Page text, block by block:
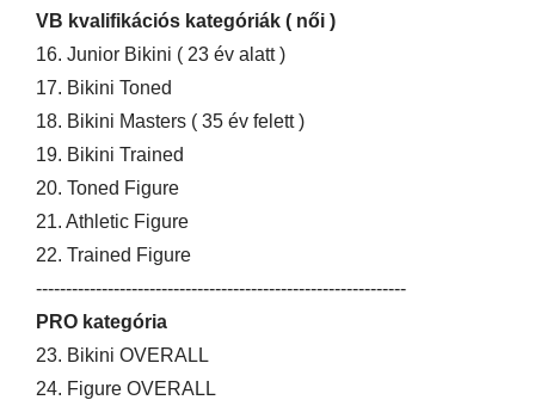
VB kvalifikációs kategóriák ( női )
16. Junior Bikini ( 23 év alatt )
17. Bikini Toned
18. Bikini Masters ( 35 év felett )
19. Bikini Trained
20. Toned Figure
21. Athletic Figure
22. Trained Figure
--------------------------------------------------------------
PRO kategória
23. Bikini OVERALL
24. Figure OVERALL